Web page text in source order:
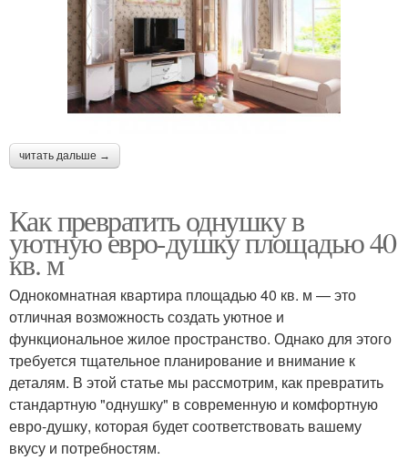
читать дальше →
Как превратить однушку в
уютную евро-душку площадью 40
кв. м
Однокомнатная квартира площадью 40 кв. м — это
отличная возможность создать уютное и
функциональное жилое пространство. Однако для этого
требуется тщательное планирование и внимание к
деталям. В этой статье мы рассмотрим, как превратить
стандартную "однушку" в современную и комфортную
евро-душку, которая будет соответствовать вашему
вкусу и потребностям.